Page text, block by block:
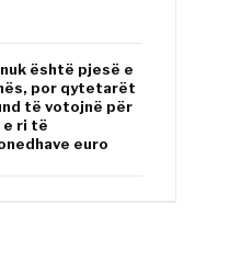
është pjesë e
por qytetarët
të votojnë për
e ri të
euro